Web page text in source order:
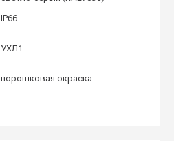
IP66
УХЛ1
порошковая окраска